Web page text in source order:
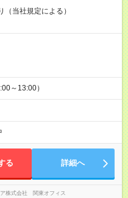
当社規定による）
～13:00）
る 詳細へ
ア株式会社 関東オフィス